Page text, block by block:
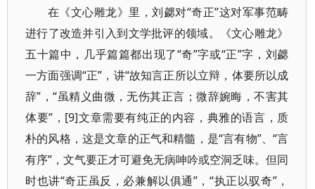
在《文心雕龙》里，刘勰对“奇正”这对军事范畴
进行了改造并引入到文学批评的领域。《文心雕龙》
五十篇中，几乎篇篇都出现了“奇”字或“正”字，刘勰
一方面强调“正”，讲“故知言正所以立辩，体要所以成
辞”，“虽精义曲微，无伤其正言；微辞婉晦，不害其
体要”，[9]文章需要有纯正的内容，典雅的语言，质
朴的风格，这是文章的正气和精髓，是“言有物”、“言
有序”，文气要正才可避免无病呻吟或空洞乏味。但同
时也讲“奇正虽反，必兼解以俱通”，“执正以驭奇”，